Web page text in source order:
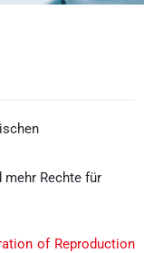
mehr Rechte für
of Reproduction